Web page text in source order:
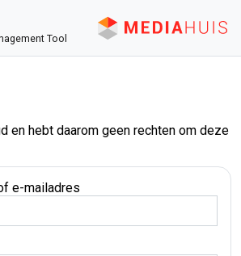
Tool
en hebt daarom geen rechten om deze
e-mailadres